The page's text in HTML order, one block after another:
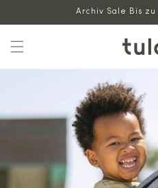
Archiv Sale Bis zu